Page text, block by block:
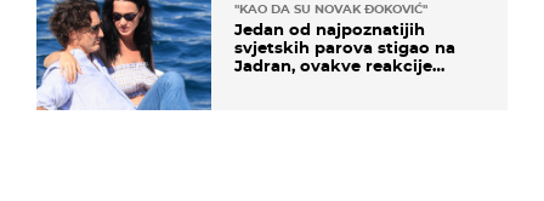
"KAO DA SU NOVAK ĐOKOVIĆ"
Jedan od najpoznatijih
svjetskih parova stigao na
Jadran, ovakve reakcije